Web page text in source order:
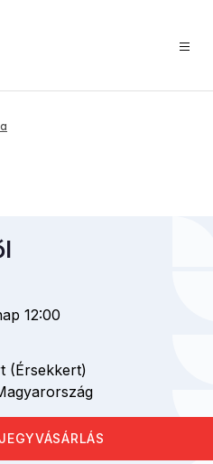
12:00
(Érsekkert)
JEGYVÁSÁRLÁS